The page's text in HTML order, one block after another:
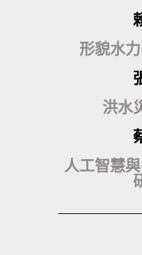
形貌水
洪水
人工智慧